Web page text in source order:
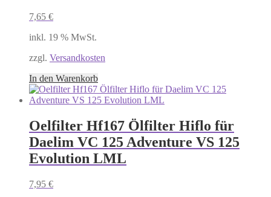
7,65 €
inkl. 19 % MwSt.
zzgl. Versandkosten
In den Warenkorb
Oelfilter Hf167 Ölfilter Hiflo für
Daelim VC 125 Adventure VS 125
Evolution LML
7,95 €